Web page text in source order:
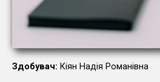
Здобувач: Кіян Надія Романівна